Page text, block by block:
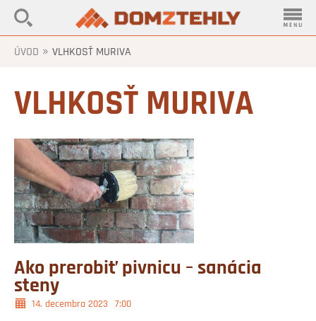
ÚVOD » VLHKOSŤ MURIVA
VLHKOSŤ MURIVA
Ako prerobiť pivnicu – sanácia
steny
14. decembra 2023 7:00